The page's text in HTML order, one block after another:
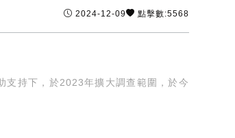
2024-12-09 點擊數:5568
支持下，於2023年擴大調查範圍，於今